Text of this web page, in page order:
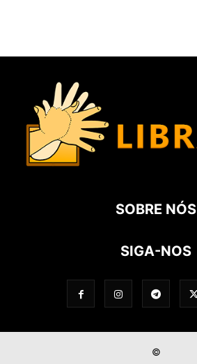
SOBRE NÓS
SIGA-NOS
©